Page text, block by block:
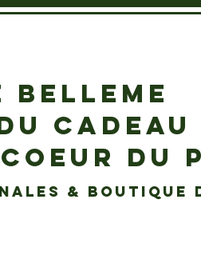
BELLEME
CADEAU
DU
& boutique